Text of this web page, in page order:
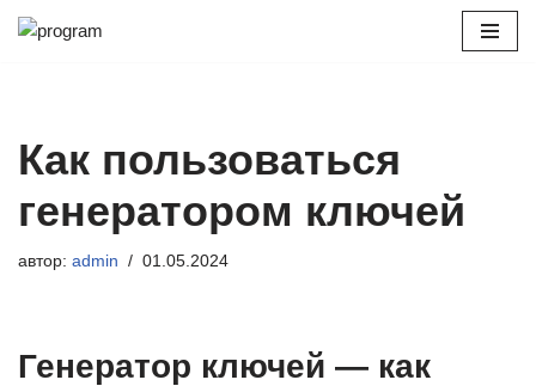
Как пользоваться
генератором ключей
автор: admin 01.05.2024
Генератор ключей — как